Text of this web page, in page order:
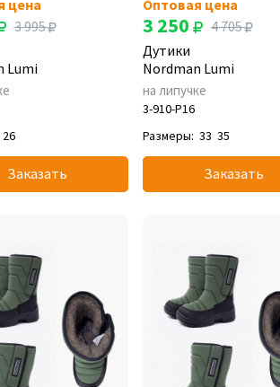
цена
3 995
Lumi
26
Заказать
Оптовая цена
3 250
4 705
Дутики
Nordman Lumi
на липучке
3-910-P16
Размеры: 33 35
Заказать